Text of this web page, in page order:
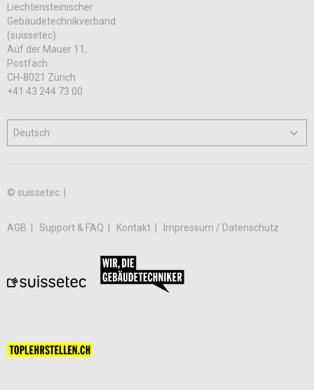
Liechtensteinischer
Gebäudetechnikverband
(suissetec)
Auf der Mauer 11,
Postfach
CH-8021 Zürich
+41 43 244 73 00
© suissetec |
AGB Support & FAQ Kontakt Impressum / Datenschutz